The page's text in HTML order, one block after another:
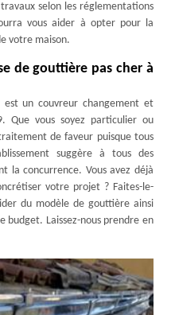
selon les réglementations
vous aider à opter pour la
votre maison.
de gouttière pas cher à
est un couvreur changement et
Que vous soyez particulier ou
de faveur puisque tous
suggère à tous des
la concurrence. Vous avez déjà
votre projet ? Faites-le-
du modèle de gouttière ainsi
Laissez-nous prendre en